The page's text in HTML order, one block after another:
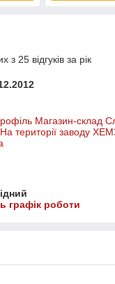
з 25 відгуків за рік
Магазин-склад
території заводу
графік роботи